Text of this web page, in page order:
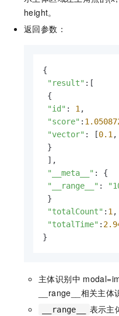
height。
返回参数：
{
"result" :[
{
"id" : 1,
"score" :
"vector" : [0.1,
}
],
"__meta__" : {
"__range__" :
}
"totalCount" : 1,
"totalTime" :
}
主体识别中
__range__相关主体
__range__
表示主